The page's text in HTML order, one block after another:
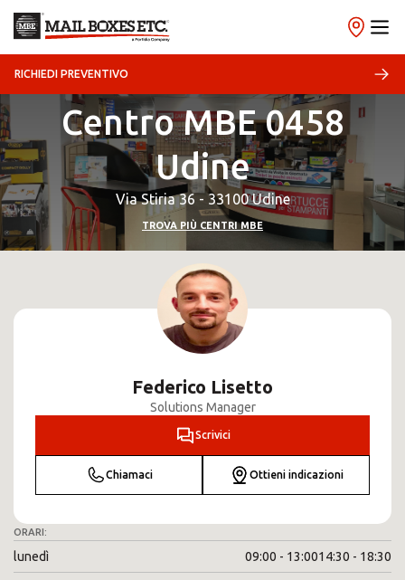
RICHIEDI PREVENTIVO
Centro MBE 0458
Udine
Via Stiria 36 - 33100 Udine
TROVA PIÙ CENTRI MBE
Federico Lisetto
Solutions Manager
Scrivici
Chiamaci Ottieni indicazioni
ORARI:
lunedì 09:00 - 13:0014:30 - 18:30